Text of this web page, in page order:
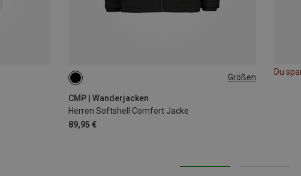
Größen
CMP | Wanderjacken
Herren Softshell Comfort Jacke
89,95 €
3XL
Du